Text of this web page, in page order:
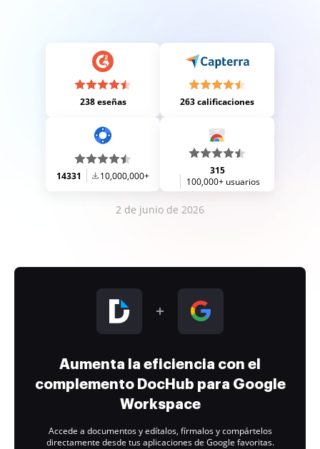
238 eseñas 263 calificaciones
14331 10,000,000+
315
100,000+ usuarios
2 de junio de 2026
Aumenta la eficiencia con el
complemento DocHub para Google
Workspace
Accede a documentos y edítalos, fírmalos y compártelos
directamente desde tus aplicaciones de Google favoritas.